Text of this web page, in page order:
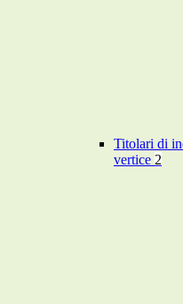
Titolari di
vertice 2